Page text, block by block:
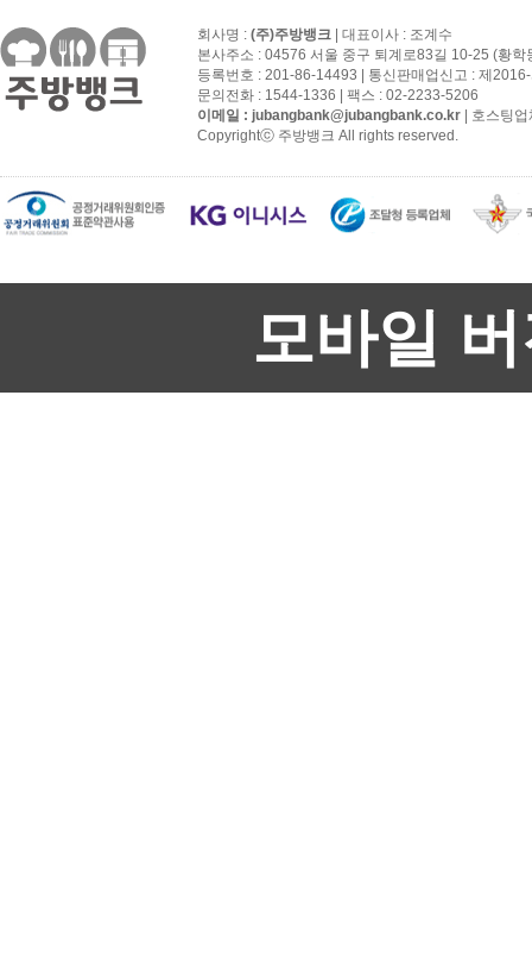
회사명 : (주)주방뱅크 | 대표이사 : 조계수
본사주소 : 04576 서울 중구 퇴계로83길 10-25 (황학
등록번호 : 201-86-14493 | 통신판매업신고 : 제
문의전화 : 1544-1336 | 팩스 : 02-2233-5206
이메일 : jubangbank@jubangbank.co.kr | 호스팅
Copyrightⓒ 주방뱅크 All rights reserved.
모바일